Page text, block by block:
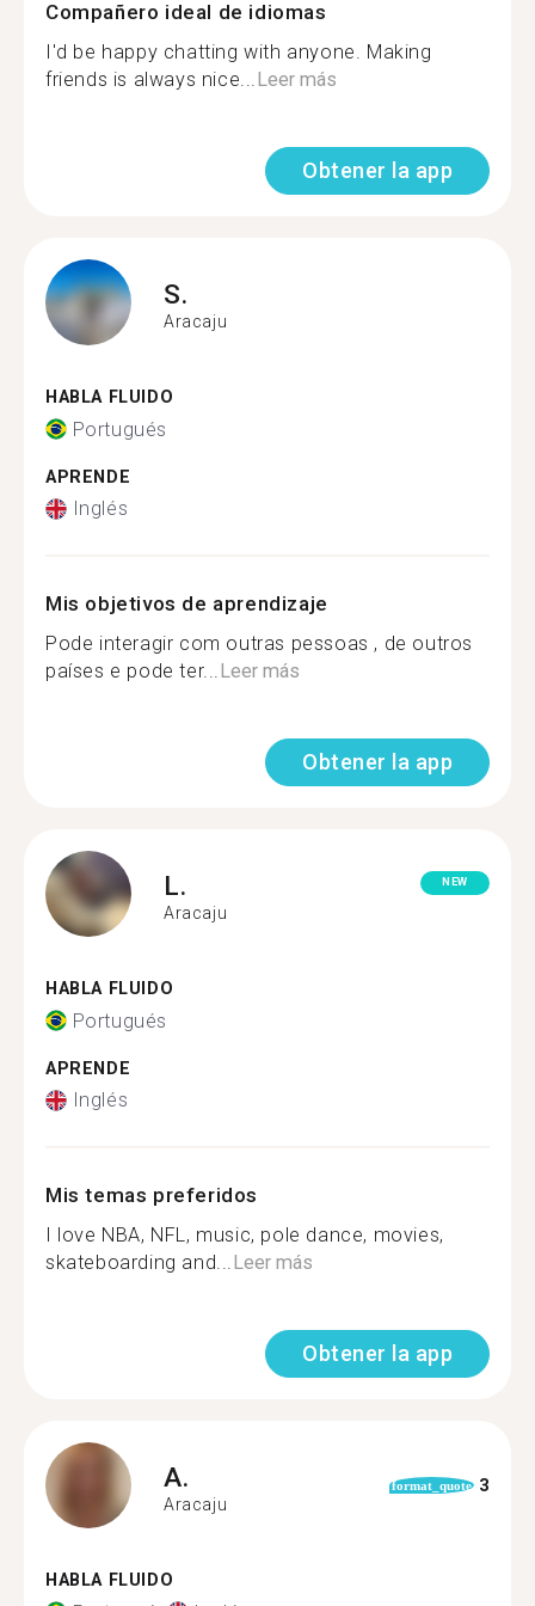
Compañero ideal de idiomas
I'd be happy chatting with anyone. Making
friends is always nice...Leer más
Obtener la app
S.
Aracaju
HABLA FLUIDO
Portugués
APRENDE
Inglés
Mis objetivos de aprendizaje
Pode interagir com outras pessoas , de outros
países e pode ter...Leer más
Obtener la app
L.
Aracaju
NEW
HABLA FLUIDO
Portugués
APRENDE
Inglés
Mis temas preferidos
I love NBA, NFL, music, pole dance, movies,
skateboarding and...Leer más
Obtener la app
A.
Aracaju
format_quote 3
HABLA FLUIDO